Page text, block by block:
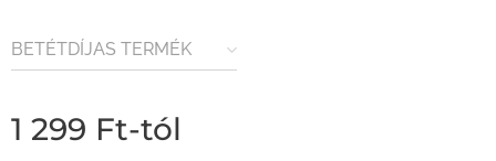
BETÉTDÍJAS TERMÉK
1 299 Ft-tól